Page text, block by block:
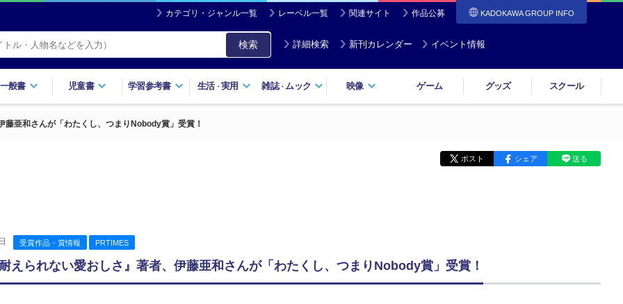
カテゴリ・ジャンル一覧 レーベル一覧 関連サイト 作品公募 KADOKAWA GROUP INFO
検索 詳細検索 新刊カレンダー イベント情報
一般書 児童書 学習参考書 生活・実用 雑誌・ ムック 映像 ゲーム グッズ スクール
亜和さんが「わたくし、つまりNobody賞」受賞！
ポスト シェア 送る
受賞作品・賞情報 PRTIMES
えられない愛おしさ』著者、伊藤亜和さんが「わたくし、つまりNobody賞」受賞！